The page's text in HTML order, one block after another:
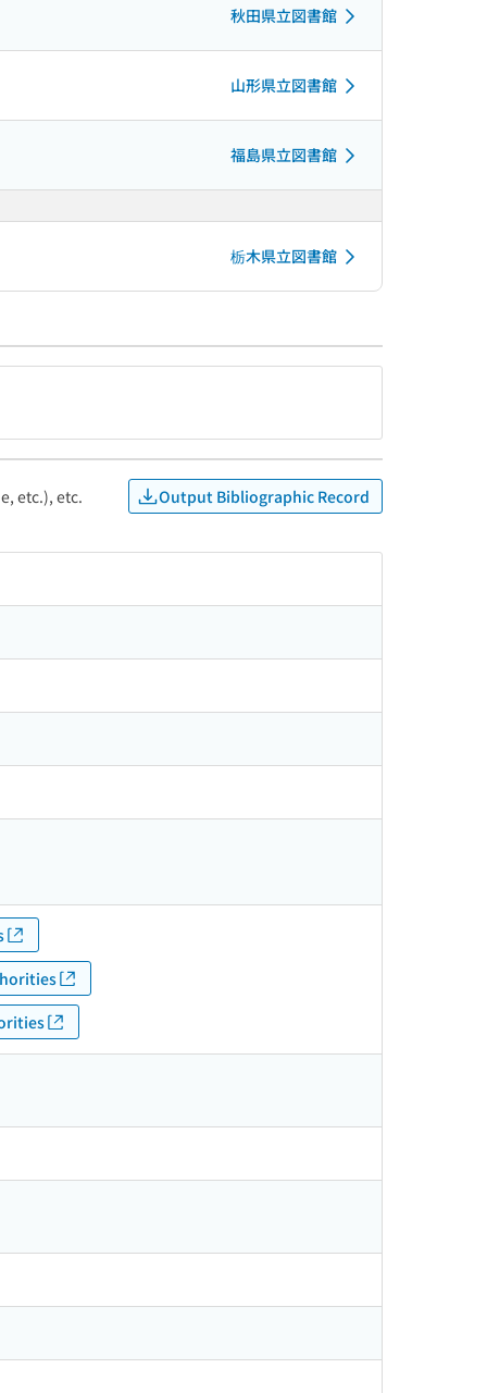
秋田県立図書館
山形県立図書館
福島県立図書館
栃木県立図書館
etc.), etc. Output Bibliographic Record